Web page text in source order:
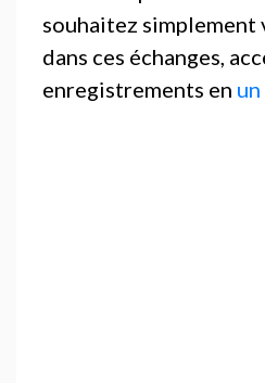
souhaitez simplement
dans ces échanges,
enregistrements en